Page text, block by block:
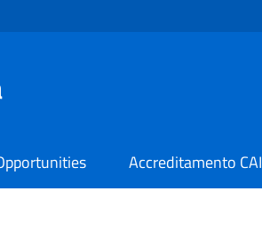
Accreditamento CAI